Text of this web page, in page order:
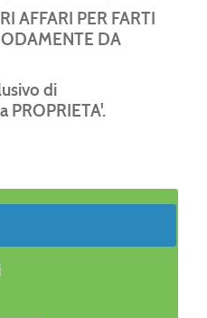
AFFARI PER FARTI
DA
di
PROPRIETA'.